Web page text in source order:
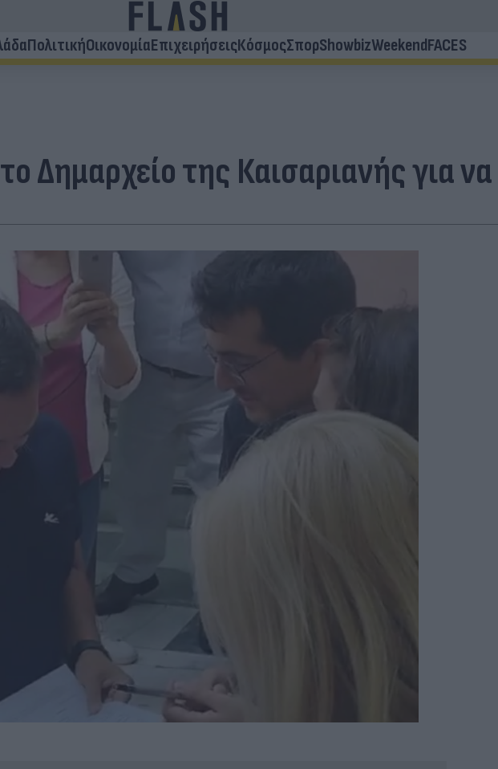
ΠολιτικήΟικονομίαΕπιχειρήσειςΚόσμοςΣπορShowbizWeekendFACES
Δημαρχείο της Καισαριανής για